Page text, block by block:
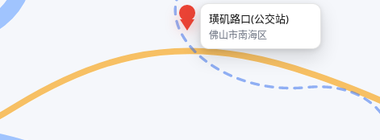
璜矶路口(公交站)
佛山市南海区